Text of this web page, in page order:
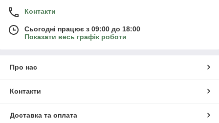
Контакти
Сьогодні працює з 09:00 до 18:00
Показати весь графік роботи
Про нас
Контакти
Доставка та оплата